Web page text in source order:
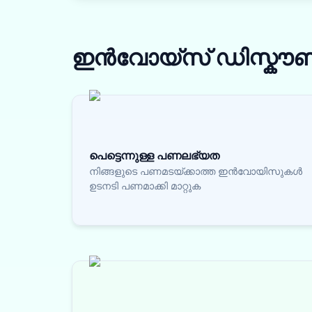
ഇൻവോയ്സ്
പെട്ടെന്നുള്ള പണലഭ്യത
നിങ്ങളുടെ പണമടയ്ക്കാത്ത ഇൻവോയിസുകൾ
ഉടനടി പണമാക്കി മാറ്റുക